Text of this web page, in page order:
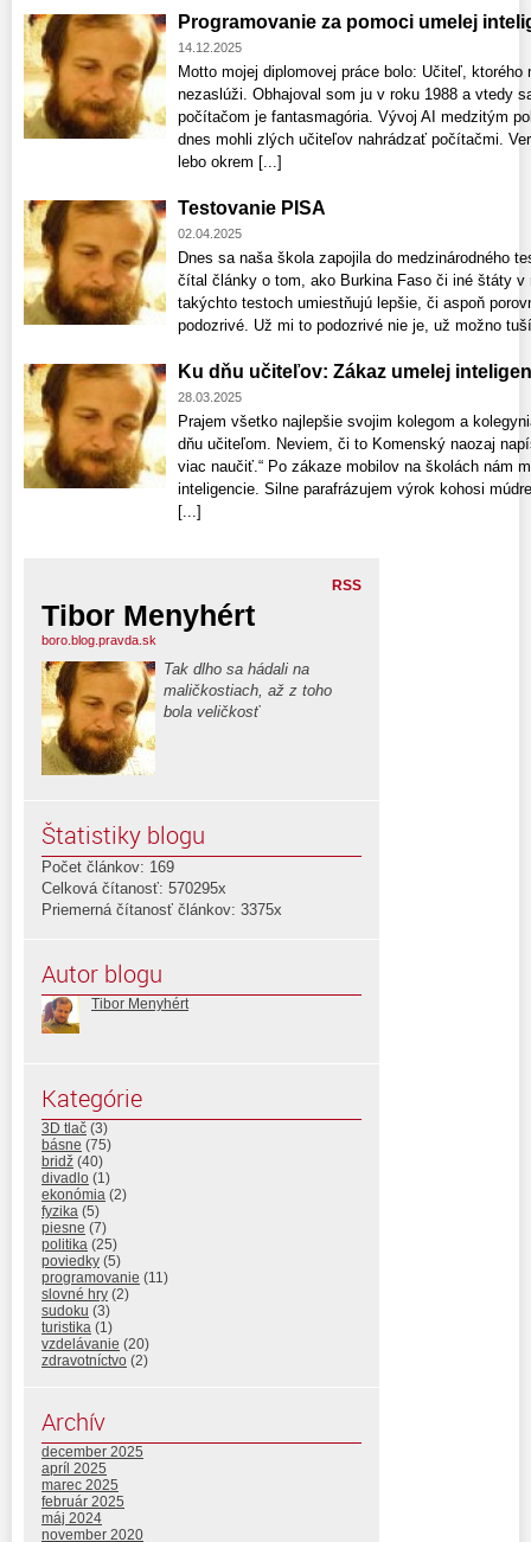
Programovanie za pomoci umelej
14.12.2025
Motto mojej diplomovej práce bolo: Učiteľ,
nezaslúži. Obhajoval som ju v roku 1988 a vtedy
počítačom je fantasmagória. Vývoj AI medzitým
dnes mohli zlých učiteľov nahrádzať počítačmi.
lebo okrem [...]
Testovanie PISA
02.04.2025
Dnes sa naša škola zapojila do medzinárodného
čítal články o tom, ako Burkina Faso či iné štáty v
takýchto testoch umiestňujú lepšie, či aspoň
podozrivé. Už mi to podozrivé nie je, už možno
Ku dňu učiteľov: Zákaz umelej
28.03.2025
Prajem všetko najlepšie svojim kolegom a
dňu učiteľom. Neviem, či to Komenský naozaj
viac naučiť.“ Po zákaze mobilov na školách nám
inteligencie. Silne parafrázujem výrok kohosi
[...]
RSS
Tibor Menyhért
boro.blog.pravda.sk
Tak dlho sa hádali na
maličkostiach, až z toho
bola veličkosť
Štatistiky blogu
Počet článkov: 169
Celková čítanosť: 570295x
Priemerná čítanosť článkov: 3375x
Autor blogu
Tibor Menyhért
Kategórie
3D tlač (3)
básne (75)
bridž (40)
divadlo (1)
ekonómia (2)
fyzika (5)
piesne (7)
politika (25)
poviedky (5)
programovanie (11)
slovné hry (2)
sudoku (3)
turistika (1)
vzdelávanie (20)
zdravotníctvo (2)
Archív
december 2025
apríl 2025
marec 2025
február 2025
máj 2024
november 2020